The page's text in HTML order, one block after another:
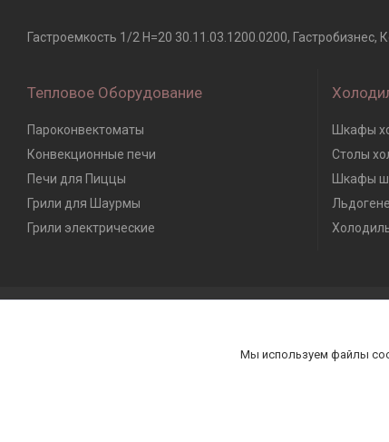
Гастроемкость 1/2 Н=20 30.11.03.1200.0200,
Тепловое Оборудование
Пароконвектоматы
Конвекционные печи
Печи для Пиццы
Грили для Шаурмы
Грили электрические
Шкафы
Столы
Шкафы
Мы используем файлы